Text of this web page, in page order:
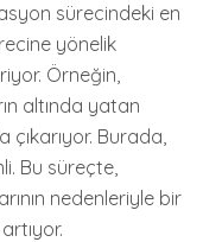
sürecindeki en
yönelik
Örneğin,
altında yatan
çıkarıyor. Burada,
Bu süreçte,
nedenleriyle bir